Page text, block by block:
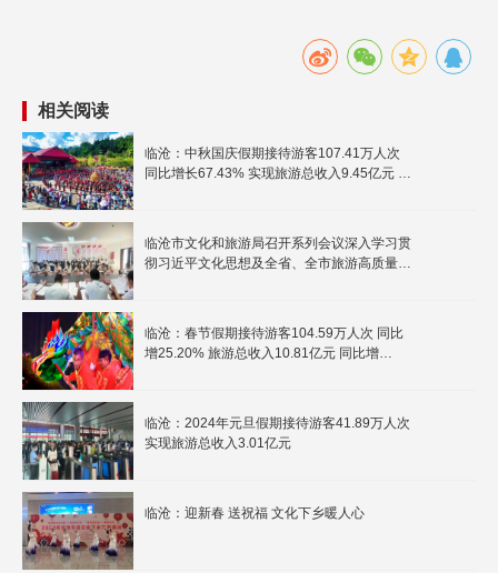
相关阅读
临沧：中秋国庆假期接待游客107.41万人次
同比增长67.43% 实现旅游总收入9.45亿元 同
临沧市文化和旅游局召开系列会议深入学习贯
彻习近平文化思想及全省、全市旅游高质量发
临沧：春节假期接待游客104.59万人次 同比
增25.20% 旅游总收入10.81亿元 同比增
临沧：2024年元旦假期接待游客41.89万人次
实现旅游总收入3.01亿元
临沧：迎新春 送祝福 文化下乡暖人心